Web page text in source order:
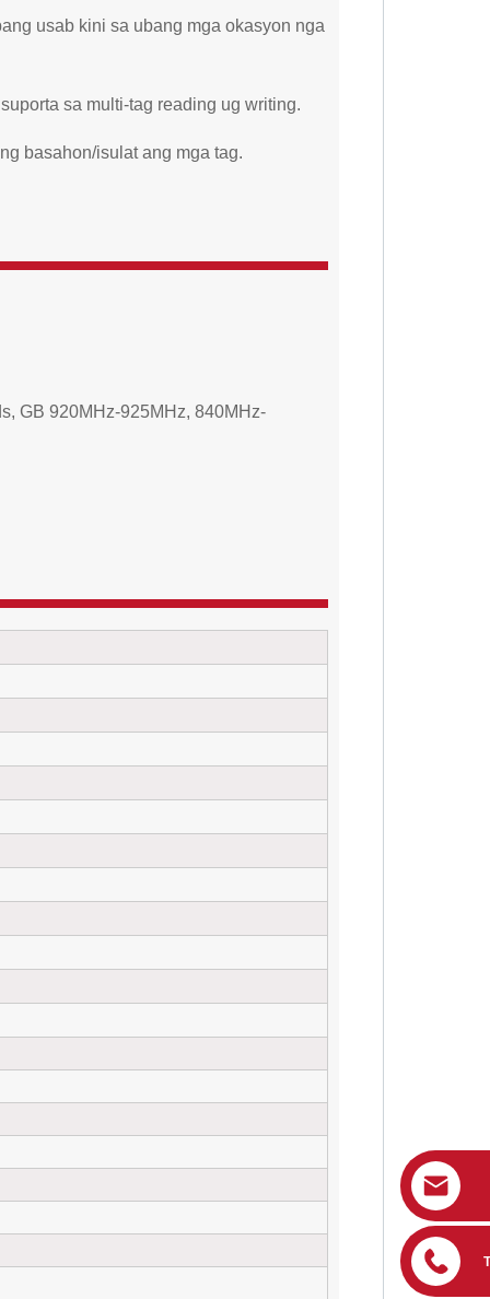
usab kini sa ubang mga okasyon nga
sa multi-tag reading ug writing.
basahon/isulat ang mga tag.
GB 920MHz-925MHz, 840MHz-